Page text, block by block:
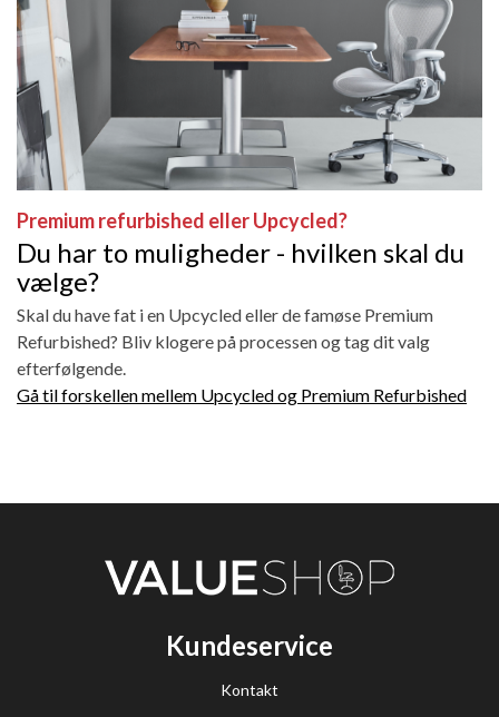
Premium refurbished eller Upcycled?
Du har to muligheder - hvilken skal du
vælge?
Skal du have fat i en Upcycled eller de famøse Premium
Refurbished? Bliv klogere på processen og tag dit valg
efterfølgende.
Gå til forskellen mellem Upcycled og Premium Refurbished
Kundeservice
Kontakt